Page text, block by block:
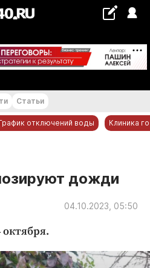
+16...+17 °С
Статьи
отключений воды Клиника
дожди
04.10.2023, 05:50
октября.